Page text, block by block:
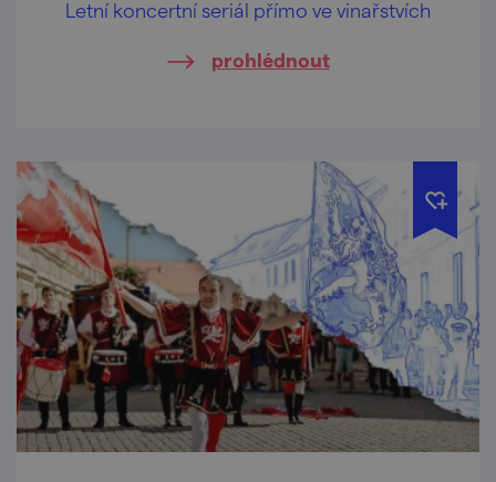
Letní koncertní seriál přímo ve vinařstvích
prohlédnout